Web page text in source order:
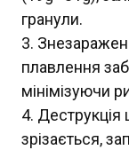
гранули.
плавлення
мінімізуючи
зрізається,